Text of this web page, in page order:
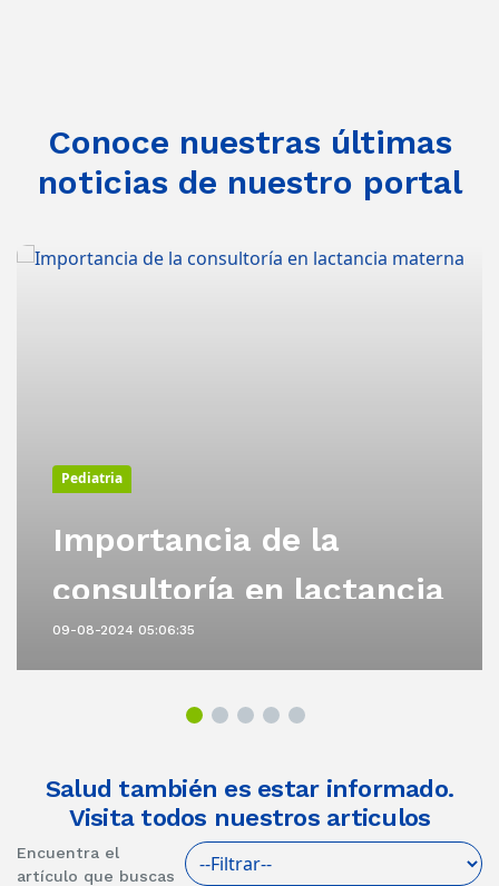
Conoce nuestras últimas
noticias de nuestro portal
Pediatria
Importancia de la
consultoría en lactancia
materna
09-08-2024 05:06:35
Salud también es estar informado.
Visita todos nuestros articulos
Encuentra el
artículo que buscas